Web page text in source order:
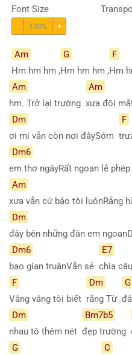
Font Size
- 100% +
Am
Hm hm hm ,
G
Hm hm hm ,
F
Hm
Am
hm. Trở lại trường
Am
xưa đôi
Dm
ơi mi vẫn còn nơi đâySớm
F
Dm6
em thơ ngâyRất ngoan lễ
Am
xưa vẫn cứ bảo tôi luônRằng
Dm
đây bên những đàn em
Dm6
bao gian truânVẫn sẻ
E7
chia
F
Vâng vâng tôi biết
Dm
rằng Từ
G
Dm
nhau tô thêm nét
Bm7b5
đẹp trường
G
C